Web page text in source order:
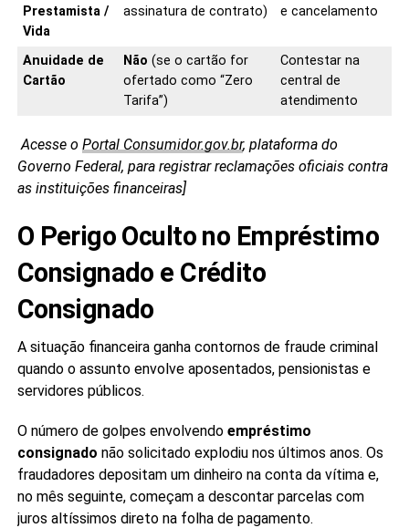
Prestamista /
Vida
assinatura de contrato)
e cancelamento
Anuidade de
Cartão
Não (se o cartão for
ofertado como “Zero
Tarifa”)
Contestar na
central de
atendimento
Acesse o Portal Consumidor.gov.br, plataforma do
Governo Federal, para registrar reclamações oficiais contra
as instituições financeiras]
O Perigo Oculto no Empréstimo
Consignado e Crédito
Consignado
A situação financeira ganha contornos de fraude criminal
quando o assunto envolve aposentados, pensionistas e
servidores públicos.
O número de golpes envolvendo empréstimo
consignado não solicitado explodiu nos últimos anos. Os
fraudadores depositam um dinheiro na conta da vítima e,
no mês seguinte, começam a descontar parcelas com
juros altíssimos direto na folha de pagamento.